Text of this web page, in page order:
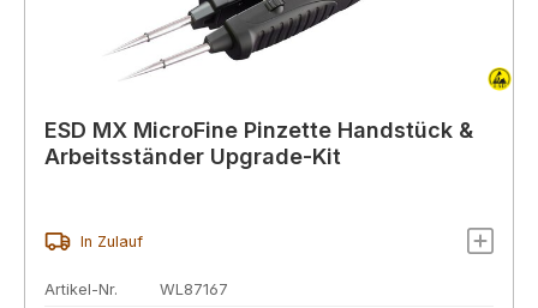
ESD MX MicroFine Pinzette Handstück &
Arbeitsständer Upgrade-Kit
In Zulauf
Artikel-Nr.
WL87167